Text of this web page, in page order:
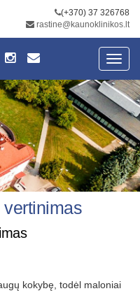
(+370) 37 326768
rastine@kaunoklinikos.lt
kokybę, todėl maloniai